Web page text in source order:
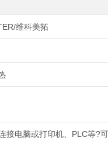
维科美拓
接电脑或打印机、PLC等?